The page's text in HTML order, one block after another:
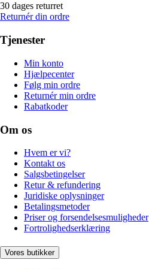
30 dages returret
Returnér din ordre
Tjenester
Min konto
Hjælpecenter
Følg min ordre
Returnér min ordre
Rabatkoder
Om os
Hvem er vi?
Kontakt os
Salgsbetingelser
Retur & refundering
Juridiske oplysninger
Betalingsmetoder
Priser og forsendelsesmuligheder
Fortrolighedserklæring
Vores butikker